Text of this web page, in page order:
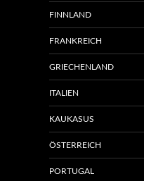
FINNLAND
FRANKREICH
GRIECHENLAND
ITALIEN
KAUKASUS
ÖSTERREICH
PORTUGAL